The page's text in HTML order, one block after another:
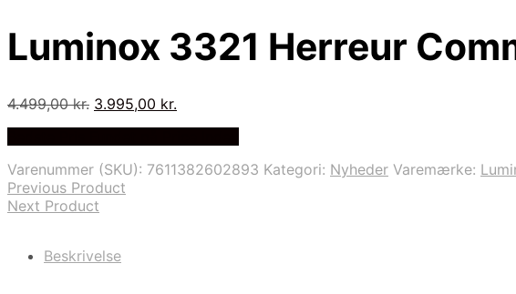
Luminox 3321 Herreur
4.499,00kr. Den
4.499,00 kr..
3.995,00 kr.
3.995,00 kr..
Varenummer (SKU): 7611382602893 Kategori: Nyheder Varemærke:
Previous Product
Next Product
Beskrivelse